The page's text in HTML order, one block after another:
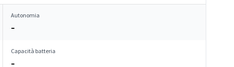
Autonomia
–
Capacità batteria
–